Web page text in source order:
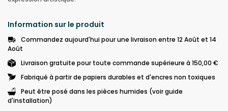
Information sur le produit
Commandez aujourd'hui pour une livraison entre 12 Août et 14
Août
Livraison gratuite pour toute commande supérieure à 150,00 €
Fabriqué à partir de papiers durables et d'encres non toxiques
Peut être posé dans les pièces humides (voir guide
d'installation)